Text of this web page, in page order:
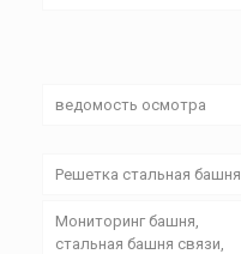
ведомость осмотра
Решетка стальная башня
Мониторинг башня,
стальная башня связи,